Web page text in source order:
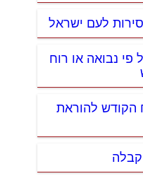
לעם ישראל
פי נבואה או רוח
הקודש להוראת